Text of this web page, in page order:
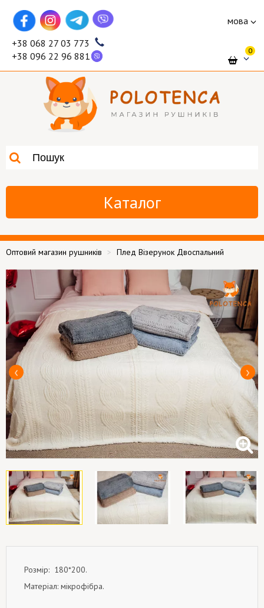
мова
+38 068 27 03 773
+38 096 22 96 881
0
Каталог
Оптовий магазин рушників Плед Візерунок Двоспальний
Розмір: 180*200.
Матеріал: мікрофібра.